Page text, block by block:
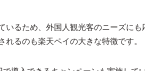
いるため、外国人観光客のニーズに
るのも楽天ペイの大きな特徴です。